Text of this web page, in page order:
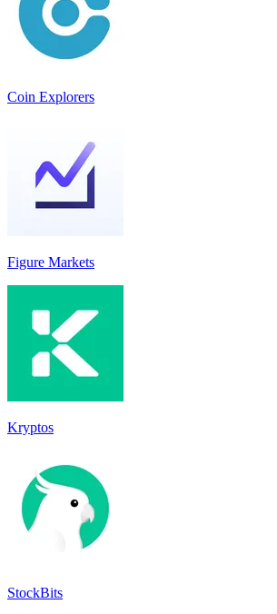
Coin Explorers
Figure Markets
Kryptos
StockBits